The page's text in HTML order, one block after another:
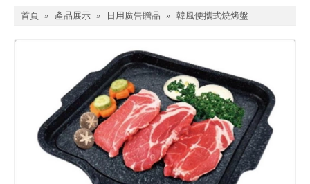
首頁 » 產品展示 » 日用廣告贈品 » 韓風便攜式燒烤盤